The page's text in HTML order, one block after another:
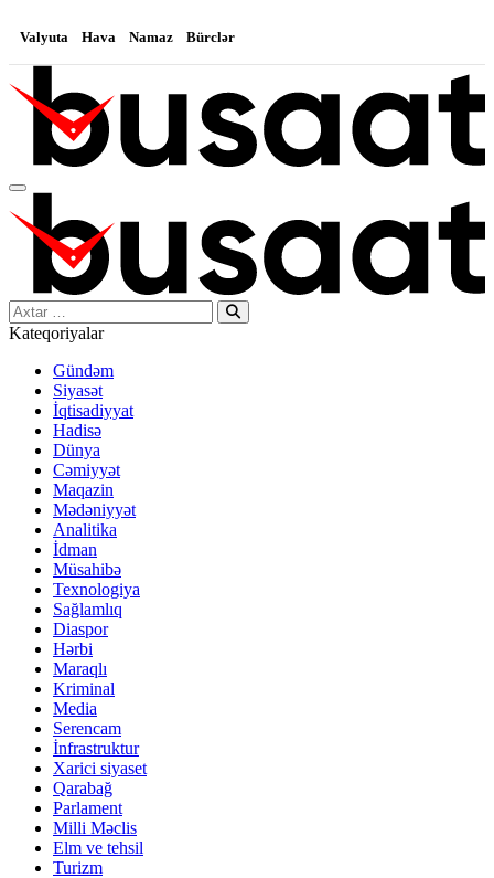
Valyuta Hava Namaz Bürclər
Search…
Kateqoriyalar
Gündəm
Siyasət
İqtisadiyyat
Hadisə
Dünya
Cəmiyyət
Maqazin
Mədəniyyət
Analitika
İdman
Müsahibə
Texnologiya
Sağlamlıq
Diaspor
Hərbi
Maraqlı
Kriminal
Media
Serencam
İnfrastruktur
Xarici siyaset
Qarabağ
Parlament
Milli Məclis
Elm ve tehsil
Turizm